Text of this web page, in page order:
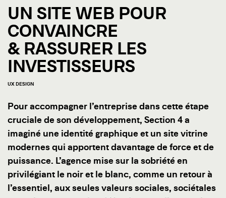
UN SITE WEB POUR
CONVAINCRE
& RASSURER LES
INVESTISSEURS
UX DESIGN
Pour accompagner l’entreprise dans cette étape
cruciale de son développement, Section 4 a
imaginé une identité graphique et un site vitrine
modernes qui apportent davantage de force et de
puissance. L’agence mise sur la sobriété en
privilégiant le noir et le blanc, comme un retour à
l’essentiel, aux seules valeurs sociales, sociétales